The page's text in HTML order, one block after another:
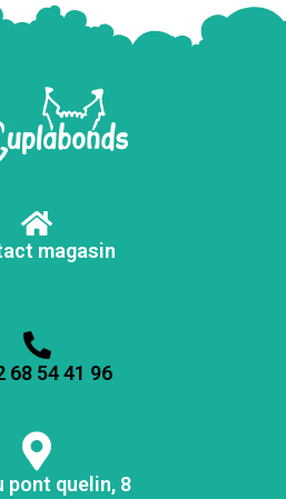
magasin
68 54 41 96
pont quelin, 8